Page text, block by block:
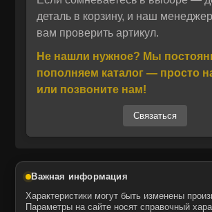
Отправить
Даю своё согласие на обработку
Отправить
Даю своё согласие на обработку
Политика конфиденциальности
COSTEX, которые обеспечивают
работу оборудования в условиях
интенсивной эксплуатации.
Производитель CTP COSTEX —
лидеров американского рынка по
альтернативных комплектующих
спецтехники. Запчасти MTK,
под этой торговой маркой,
оригинальных узлов и
датчика выполнена из
деталь в корзину, и наш
вам проверить артикул.
Не нашли нужное? Мы
пополняем каталог — просто
или позвоните нам!
Связаться
Важная информация
Характеристики могут быть изменены
Параметры на сайте носят справочный